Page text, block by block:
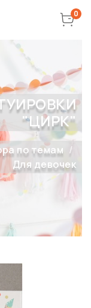
0
"ЦИРК"
по темам
Для девочек